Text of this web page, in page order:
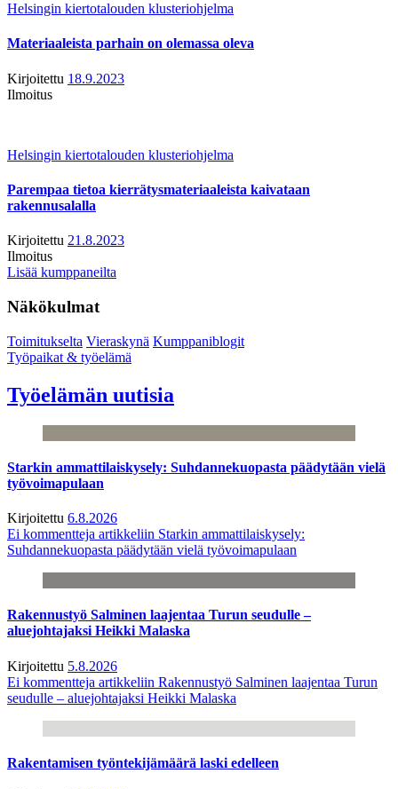
Helsingin kiertotalouden klusteriohjelma
Materiaaleista parhain on olemassa oleva
Kirjoitettu 18.9.2023
Ilmoitus
Helsingin kiertotalouden klusteriohjelma
Parempaa tietoa kierrätysmateriaaleista kaivataan
rakennusalalla
Kirjoitettu 21.8.2023
Ilmoitus
Lisää kumppaneilta
Näkökulmat
Toimitukselta Vieraskynä Kumppaniblogit
Työpaikat & työelämä
Työelämän uutisia
Starkin ammattilaiskysely: Suhdannekuopasta päädytään vielä
työvoimapulaan
Kirjoitettu 6.8.2026
Ei kommentteja artikkeliin Starkin ammattilaiskysely:
Suhdannekuopasta päädytään vielä työvoimapulaan
Rakennustyö Salminen laajentaa Turun seudulle –
aluejohtajaksi Heikki Malaska
Kirjoitettu 5.8.2026
Ei kommentteja artikkeliin Rakennustyö Salminen laajentaa Turun
seudulle – aluejohtajaksi Heikki Malaska
Rakentamisen työntekijämäärä laski edelleen